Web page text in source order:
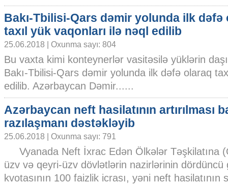
Bakı-Tbilisi-Qars dəmir yolunda ilk dəfə
taxıl yük vaqonları ilə nəql edilib
25.06.2018 | Oxunma sayı: 804
Bu vaxta kimi konteynerlər vasitəsilə yüklərin
Bakı-Tbilisi-Qars dəmir yolunda ilk dəfə olaraq
edilib. Azərbaycan Dəmir......
Azərbaycan neft hasilatının artırılması
razılaşmanı dəstəkləyib
25.06.2018 | Oxunma sayı: 791
Vyanada Neft İxrac Edən Ölkələr Təşkilatına
üzv və qeyri-üzv dövlətlərin nazirlərinin dördüncü
kvotasının 100 faizlik icrası, yəni neft hasilatının